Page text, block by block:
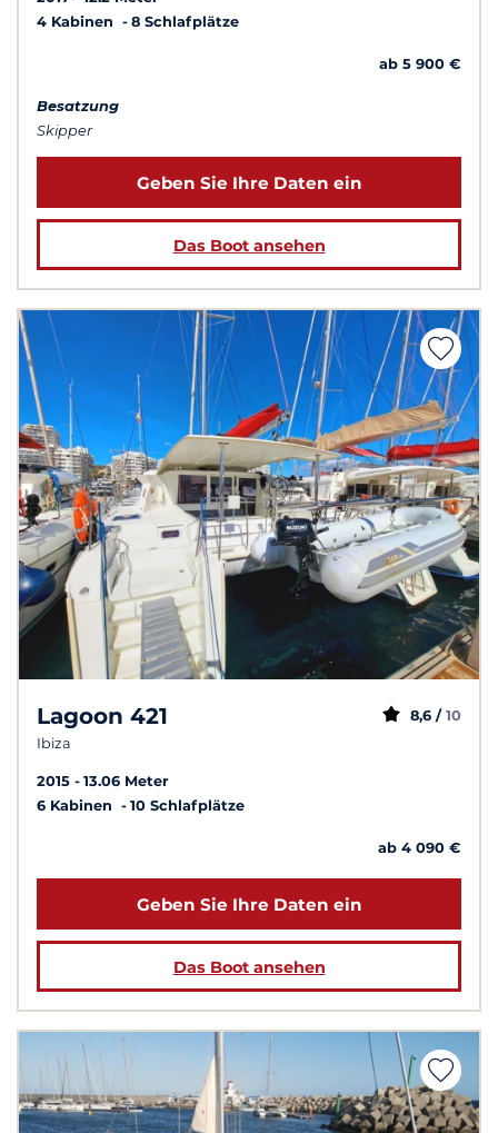
4 Kabinen
8 Schlafplätze
ab 5 900 €
Besatzung
Skipper
Geben Sie Ihre Daten ein
Das Boot ansehen
Lagoon 421
Ibiza
8,6 / 10
2015
13.06 Meter
6 Kabinen
10 Schlafplätze
ab 4 090 €
Geben Sie Ihre Daten ein
Das Boot ansehen